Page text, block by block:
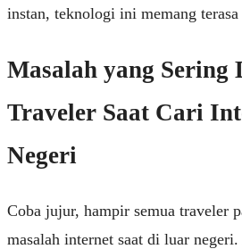
instan, teknologi ini memang terasa
Masalah yang Sering
Traveler Saat Cari
Negeri
Coba jujur, hampir semua traveler
masalah internet saat di luar